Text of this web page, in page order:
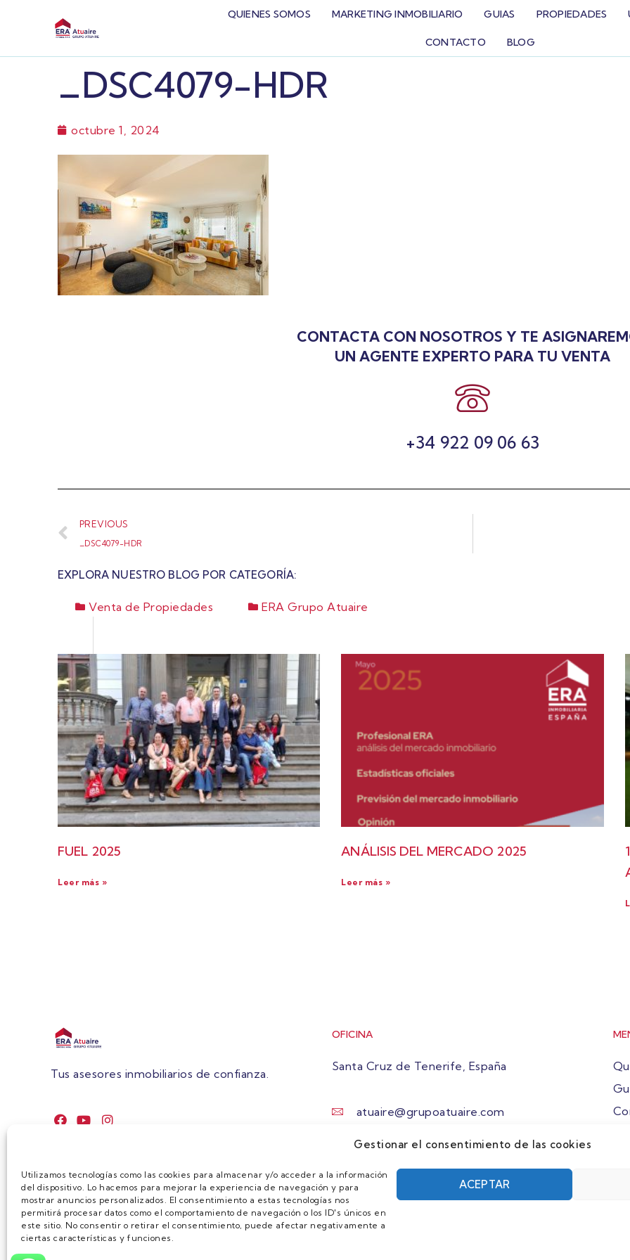
Gestionar el consentimiento de las cookies
Utilizamos tecnologías como las cookies para almacenar y/o acceder a la información
del dispositivo. Lo hacemos para mejorar la experiencia de navegación y para
mostrar anuncios personalizados. El consentimiento a estas tecnologías nos
permitirá procesar datos como el comportamiento de navegación o los ID's únicos en
este sitio. No consentir o retirar el consentimiento, puede afectar negativamente a
ciertas características y funciones.
ACEPTAR
QUIENES SOMOS MARKETING INMOBILIARIO GUIAS PROPIEDADES
CONTACTO BLOG
_DSC4079-HDR
octubre 1, 2024
CONTACTA CON NOSOTROS Y TE
UN AGENTE EXPERTO PARA TU VENTA
+34 922 09 06 63
PREVIOUS
_DSC4079-HDR
EXPLORA NUESTRO BLOG POR CATEGORÍA:
Venta de Propiedades ERA Grupo Atuaire
FUEL 2025
Leer más »
ANÁLISIS DEL MERCADO 2025
Leer más »
Tus asesores inmobiliarios de confianza.
OFICINA
Santa Cruz de Tenerife, España
atuaire@grupoatuaire.com